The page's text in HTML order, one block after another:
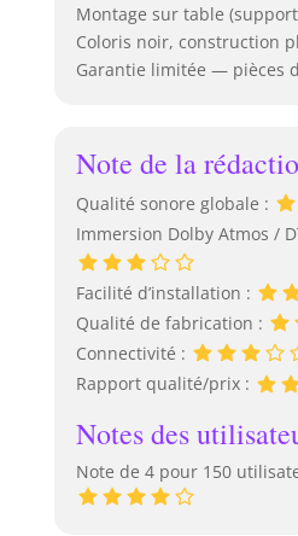
Montage sur table (support
Coloris noir, construction
Garantie limitée — pièces
Note de la
Qualité sonore globale :
Immersion Dolby Atmos /
Facilité d’installation :
Qualité de fabrication :
Connectivité :
Rapport qualité/prix :
Notes des
Note de 4 pour 150